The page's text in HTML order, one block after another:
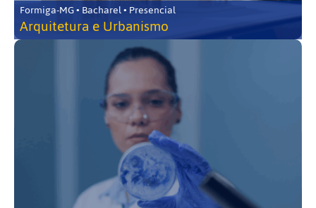
Formiga-MG • Bacharel • Presencial
Arquitetura e Urbanismo